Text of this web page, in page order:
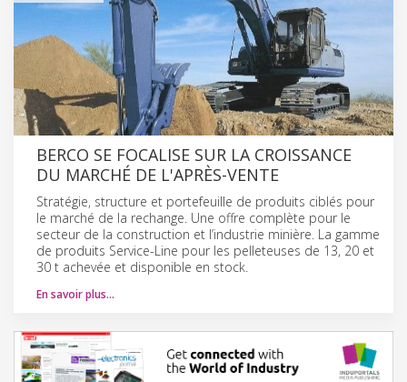
BERCO SE FOCALISE SUR LA CROISSANCE
DU MARCHÉ DE L'APRÈS-VENTE
Stratégie, structure et portefeuille de produits ciblés pour
le marché de la rechange. Une offre complète pour le
secteur de la construction et l’industrie minière. La gamme
de produits Service-Line pour les pelleteuses de 13, 20 et
30 t achevée et disponible en stock.
En savoir plus…